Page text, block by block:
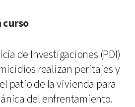
de Investigaciones (PDI)
realizan peritajes y
patio de la vivienda para
del enfrentamiento.